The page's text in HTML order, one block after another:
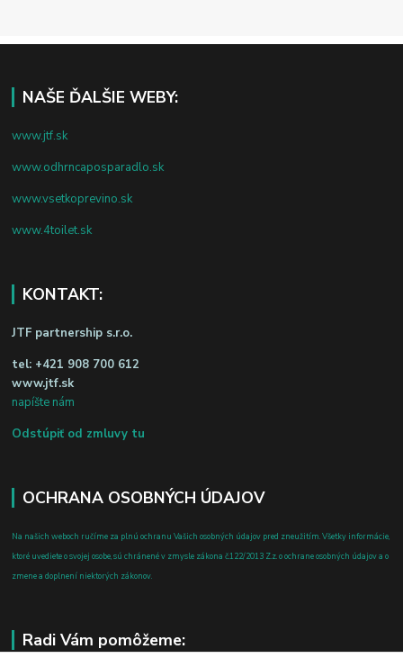
NAŠE ĎALŠIE WEBY:
www.jtf.sk
www.odhrncaposparadlo.sk
www.vsetkoprevino.sk
www.4toilet.sk
KONTAKT:
JTF partnership s.r.o.
tel: +421 908 700 612
www.jtf.sk
napíšte nám
Odstúpiť od zmluvy tu
OCHRANA OSOBNÝCH ÚDAJOV
Na našich weboch ručíme za plnú ochranu Vašich osobných údajov pred zneužitím. Všetky informácie,
ktoré uvediete o svojej osobe, sú chránené v zmysle zákona č.122/2013 Z.z. o ochrane osobných údajov a o
zmene a doplnení niektorých zákonov.
Radi Vám pomôžeme: